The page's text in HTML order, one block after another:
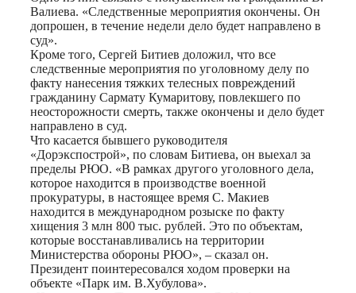
Валиева. «Следственные мероприятия окончены. Он
допрошен, в течение недели дело будет направлено в
суд».
Кроме того, Сергей Битиев доложил, что все
следственные мероприятия по уголовному делу по
факту нанесения тяжких телесных повреждений
гражданину Сармату Кумаритову, повлекшего по
неосторожности смерть, также окончены и дело будет
направлено в суд.
Что касается бывшего руководителя
«Дорэкспострой», по словам Битиева, он выехал за
пределы РЮО. «В рамках другого уголовного дела,
которое находится в производстве военной
прокуратуры, в настоящее время С. Макиев
находится в международном розыске по факту
хищения 3 млн 800 тыс. рублей. Это по объектам,
которые восстанавливались на территории
Министерства обороны РЮО», – сказал он.
Президент поинтересовался ходом проверки на
объекте «Парк им. В.Хубулова».